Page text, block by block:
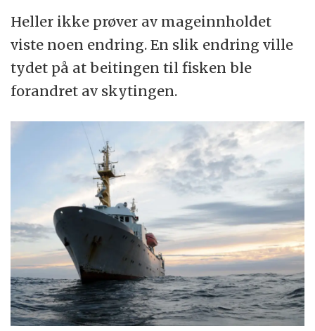
Heller ikke prøver av mageinnholdet
viste noen endring. En slik endring ville
tydet på at beitingen til fisken ble
forandret av skytingen.